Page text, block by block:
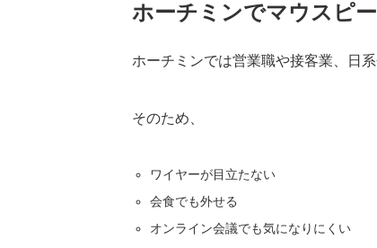
ホーチミンでマウスピ
ホーチミンでは営業職や接客業、日
そのため、
ワイヤーが目立たない
会食でも外せる
オンライン会議でも気になりにくい